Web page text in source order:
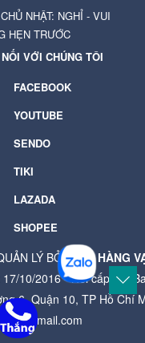
CHỦ NHẬT: NGHỈ - VUI
HẸN TRƯỚC
VỚI CHÚNG TÔI
FACEBOOK
YOUTUBE
SENDO
TIKI
LAZADA
SHOPEE
LÝ BỞICỬA HÀNG
10/2016 - Nơi cấp: Ủy
6, Quận 10, TP Hồ Chí